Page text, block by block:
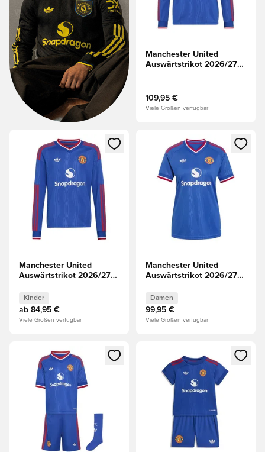
Manchester United
Auswärtstrikot 2026/27
109,95 €
Viele Größen verfügbar
Öffnet ein neues Fenster zum Anmelden oder Registrieren
Manchester United
Auswärtstrikot 2026/27
Oberteile
Kinder
ab 84,95 €
Viele Größen verfügbar
Öffnet ein neues Fenster
Manchester United
Auswärtstrikot 2026/27
Damen
99,95 €
Viele Größen verfügbar
Öffnet ein neues Fenster zum Anmelden oder Registrieren
Öffnet ein neues Fenster